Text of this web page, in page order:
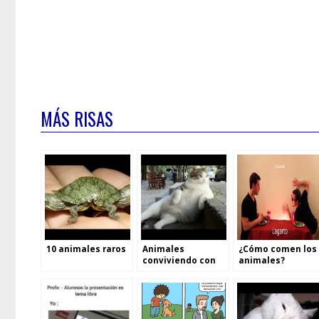
MÁS RISAS
10 animales raros
Animales
conviviendo con
¿Cómo comen los
animales?